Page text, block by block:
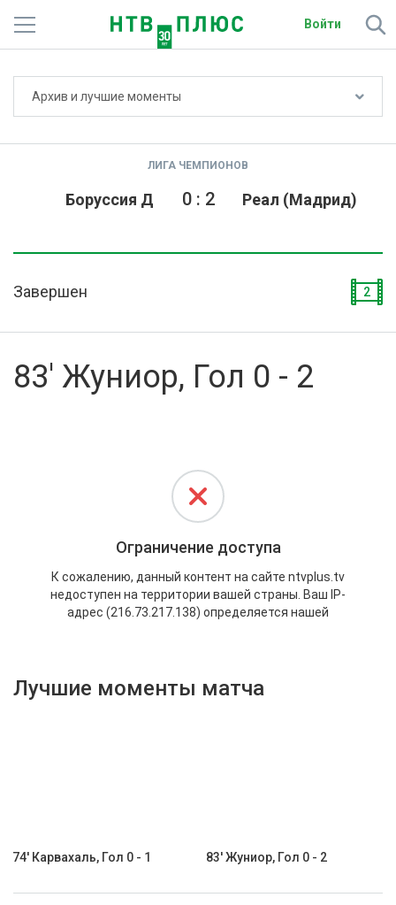
Войти
О сайте
Архив и лучшие моменты
ЛИГА ЧЕМПИОНОВ
Боруссия Д Реал (Мадрид)
0: 2
Завершен 2
83' Жуниор, Гол 0 - 2
Лучшие моменты матча
74' Карвахаль, Гол 0 - 1 83' Жуниор, Гол 0 - 2